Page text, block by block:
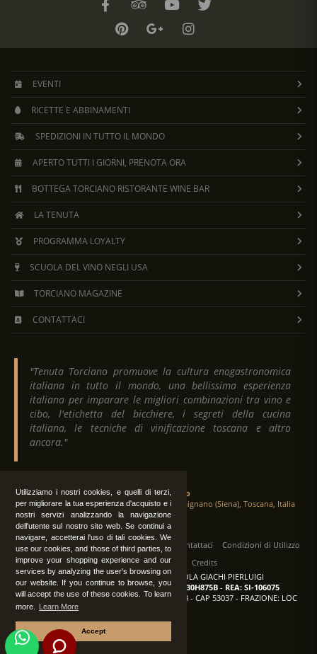
Utilizziamo i nostri cookies, e quelli di terzi,
per migliorare la tua esperienza d'acquisto e i
nostri servizi analizzando la navigazione
dell'utente sul nostro sito web. Se continui a
navigare, accetterai l'uso di tali cookies. We
use our cookies, and those of third parties, to
improve your shopping experience and our
services by analyzing the user's browsing on
our website. If you continue to browse, you
will accept the use of these cookies. To learn
more.
Learn More
Accept
EVENTI
RICETTE E ABBINAMENTI
SPEDIZIONI IN TUTTO IL MONDO
APERTO TUTTI I GIORNI, PRENOTA ORA
BOTTEGA TORCIANO RISTORANTE WINE BAR
LA TENUTA
PROGRAMMA LOYALTY
SCUOLA DEL VINO NEGLI USA
TORCIANO MAGAZINE
CONTATTACI
"Tenuta Torciano promuove la cultura enogastronomica
italiana in tutto il mondo, una bellissima esperienza
italiana per imparare le migliori combinazioni tra vino e
cibo, l'etichetta del bicchiere, i segreti della cucina
italiana, le tecniche di vinificazione toscana e altro
ancora."
Tenuta Torciano
Via Crocetta 16, Loc. Ulignano 53037 San Gimignano (Siena), Toscana, Italia
Tutti i diritti sono riservati | Operatori Contattaci
Condizioni di Utilizzo
Privacy
Albo Fornitori
Credits
TENUTA TORCIANO AZIENDA AGRICOLA GIACHI PIERLUIGI
P.IVA: IT00375840527 -C.F.: GCHPLG62C30H875B- REA: SI-106075
Sede: SAN GIMIGNANO (SI) - VIA CROCETTA 18 - CAP 53037 - FRAZIONE: LOC